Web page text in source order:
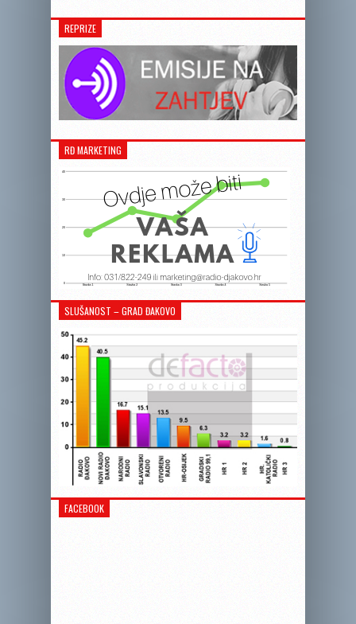
REPRIZE
RĐ MARKETING
SLUŠANOST – GRAD ĐAKOVO
FACEBOOK